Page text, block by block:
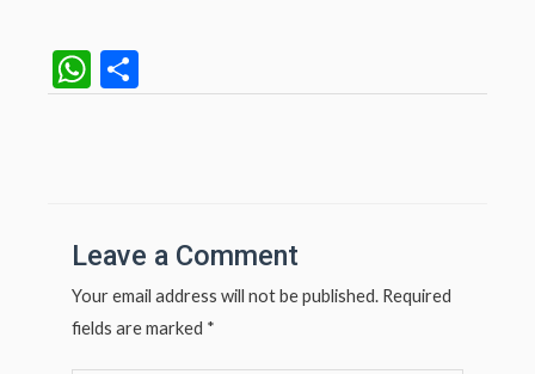
W
h
p
p
h
Leave a Comment
Your email address will not be published. Required
fields are marked *